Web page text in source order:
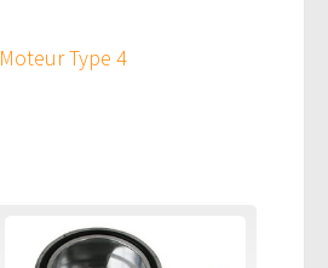
Moteur Type 4